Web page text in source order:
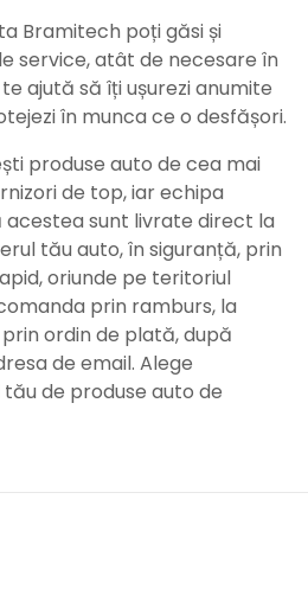
Bramitech poți găsi și
service, atât de necesare în
ajută să îți ușurezi anumite
în munca ce o desfășori.
produse auto de cea mai
de top, iar echipa
sunt livrate direct la
tău auto, în siguranță, prin
oriunde pe teritoriul
prin ramburs, la
ordin de plată, după
de email. Alege
de produse auto de